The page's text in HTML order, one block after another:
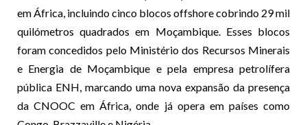
em África, incluindo cinco blocos offshore cobrindo 29 mil
quilómetros quadrados em Moçambique. Esses blocos
foram concedidos pelo Ministério dos Recursos Minerais
e Energia de Moçambique e pela empresa petrolífera
pública ENH, marcando uma nova expansão da presença
da CNOOC em África, onde já opera em países como